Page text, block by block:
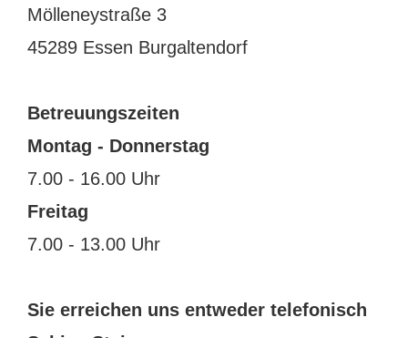
Mölleneystraße 3
45289 Essen Burgaltendorf
Betreuungszeiten
Montag - Donnerstag
7.00 - 16.00 Uhr
Freitag
7.00 - 13.00 Uhr
Sie erreichen uns entweder telefonisch